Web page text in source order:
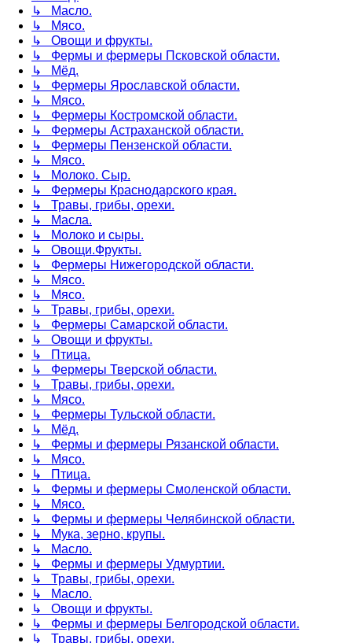
↳ Масло.
↳ Мясо.
↳ Овощи и фрукты.
↳ Фермы и фермеры Псковской области.
↳ Мёд.
↳ Фермеры Ярославской области.
↳ Мясо.
↳ Фермеры Костромской области.
↳ Фермеры Астраханской области.
↳ Фермеры Пензенской области.
↳ Мясо.
↳ Молоко. Сыр.
↳ Фермеры Краснодарского края.
↳ Травы, грибы, орехи.
↳ Масла.
↳ Молоко и сыры.
↳ Овощи.Фрукты.
↳ Фермеры Нижегородской области.
↳ Мясо.
↳ Мясо.
↳ Травы, грибы, орехи.
↳ Фермеры Самарской области.
↳ Овощи и фрукты.
↳ Птица.
↳ Фермеры Тверской области.
↳ Травы, грибы, орехи.
↳ Мясо.
↳ Фермеры Тульской области.
↳ Мёд.
↳ Фермы и фермеры Рязанской области.
↳ Мясо.
↳ Птица.
↳ Фермы и фермеры Смоленской области.
↳ Мясо.
↳ Фермы и фермеры Челябинской области.
↳ Мука, зерно, крупы.
↳ Масло.
↳ Фермы и фермеры Удмуртии.
↳ Травы, грибы, орехи.
↳ Масло.
↳ Овощи и фрукты.
↳ Фермы и фермеры Белгородской области.
↳ Травы, грибы, орехи.